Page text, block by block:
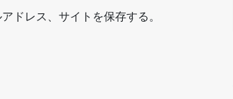
ドレス、サイトを保存する。